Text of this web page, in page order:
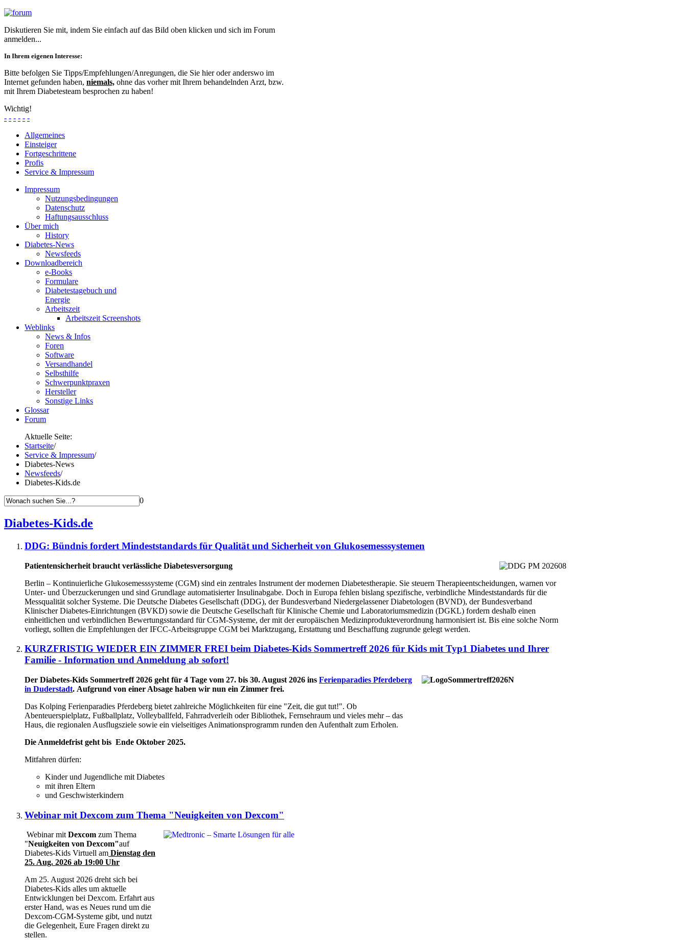
Diskutieren Sie mit, indem Sie einfach auf das Bild oben klicken und sich im Forum
anmelden...
In Ihrem eigenen Interesse:
Bitte befolgen Sie Tipps/Empfehlungen/Anregungen, die Sie hier oder anderswo im
Internet gefunden haben, niemals, ohne das vorher mit Ihrem behandelnden Arzt, bzw.
mit Ihrem Diabetesteam besprochen zu haben!
Wichtig!
- - - - - -
Allgemeines
Einsteiger
Fortgeschrittene
Profis
Service & Impressum
Impressum
Nutzungsbedingungen
Datenschutz
Haftungsausschluss
Über mich
History
Diabetes-News
Newsfeeds
Downloadbereich
e-Books
Formulare
Diabetestagebuch und
Energie
Arbeitszeit
Arbeitszeit Screenshots
Weblinks
News & Infos
Foren
Software
Versandhandel
Selbsthilfe
Schwerpunktpraxen
Hersteller
Sonstige Links
Glossar
Forum
Aktuelle Seite:
Startseite/
Service & Impressum/
Diabetes-News
Newsfeeds/
Diabetes-Kids.de
0
Diabetes-Kids.de
DDG: Bündnis fordert Mindeststandards für Qualität und Sicherheit von Glukosemesssystemen
Patientensicherheit braucht verlässliche Diabetesversorgung
Berlin – Kontinuierliche Glukosemesssysteme (CGM) sind ein zentrales Instrument der modernen Diabetestherapie. Sie steuern Therapieentscheidungen, warnen vor
Unter- und Überzuckerungen und sind Grundlage automatisierter Insulinabgabe. Doch in Europa fehlen bislang spezifische, verbindliche Mindeststandards für die
Messqualität solcher Systeme. Die Deutsche Diabetes Gesellschaft (DDG), der Bundesverband Niedergelassener Diabetologen (BVND), der Bundesverband
Klinischer Diabetes-Einrichtungen (BVKD) sowie die Deutsche Gesellschaft für Klinische Chemie und Laboratoriumsmedizin (DGKL) fordern deshalb einen
einheitlichen und verbindlichen Bewertungsstandard für CGM-Systeme, der mit der europäischen Medizinprodukteverordnung harmonisiert ist. Bis eine solche Norm
vorliegt, sollten die Empfehlungen der IFCC-Arbeitsgruppe CGM bei Marktzugang, Erstattung und Beschaffung zugrunde gelegt werden.
KURZFRISTIG WIEDER EIN ZIMMER FREI beim Diabetes-Kids Sommertreff 2026 für Kids mit Typ1 Diabetes und Ihrer
Familie - Information und Anmeldung ab sofort!
Der Diabetes-Kids Sommertreff 2026 geht für 4 Tage vom 27. bis 30. August 2026 ins Ferienparadies Pferdeberg
in Duderstadt. Aufgrund von einer Absage haben wir nun ein Zimmer frei.
Das Kolping Ferienparadies Pferdeberg bietet zahlreiche Möglichkeiten für eine "Zeit, die gut tut!". Ob
Abenteuerspielplatz, Fußballplatz, Volleyballfeld, Fahrradverleih oder Bibliothek, Fernsehraum und vieles mehr – das
Haus, die regionalen Ausflugsziele sowie ein vielseitiges Animationsprogramm runden den Aufenthalt zum Erholen.
Die Anmeldefrist geht bis Ende Oktober 2025.
Mitfahren dürfen:
Kinder und Jugendliche mit Diabetes
mit ihren Eltern
und Geschwisterkindern
Webinar mit Dexcom zum Thema "Neuigkeiten von Dexcom"
Webinar mitDexcom zum Thema
"Neuigkeiten von Dexcom"auf
Diabetes-Kids Virtuell am Dienstag den
25. Aug. 2026 ab 19:00 Uhr
Am 25. August 2026 dreht sich bei
Diabetes-Kids alles um aktuelle
Entwicklungen bei Dexcom. Erfahrt aus
erster Hand, was es Neues rund um die
Dexcom-CGM-Systeme gibt, und nutzt
die Gelegenheit, Eure Fragen direkt zu
stellen.